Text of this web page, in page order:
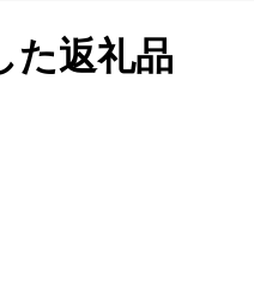
た返礼品